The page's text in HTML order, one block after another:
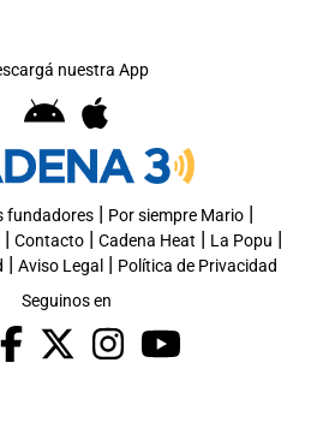
nuestra App
fundadores| Por siempre Mario|
| Contacto| Cadena Heat | La Popu |
| Aviso Legal | Política de Privacidad
Seguinos en